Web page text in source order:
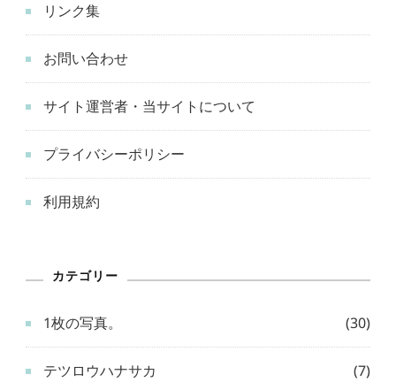
リンク集
お問い合わせ
サイト運営者・当サイトについて
プライバシーポリシー
利用規約
カテゴリー
1枚の写真。 (30)
テツロウハナサカ (7)